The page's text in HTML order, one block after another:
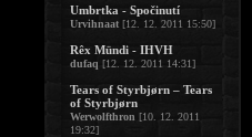
Umbrtka - Spočinutí
Urvihnaat [12. 12. 2011 15:50]
Rêx Mündi - IHVH
dufaq [12. 12. 2011 14:31]
Tears of Styrbjørn – Tears
of Styrbjørn
Werwolfthron [10. 12. 2011
19:32]